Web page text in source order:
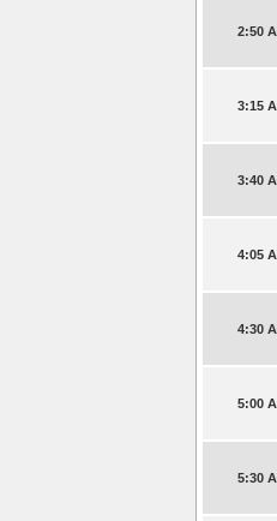
2:50
3:15
3:40
4:05
4:30
5:00
5:30